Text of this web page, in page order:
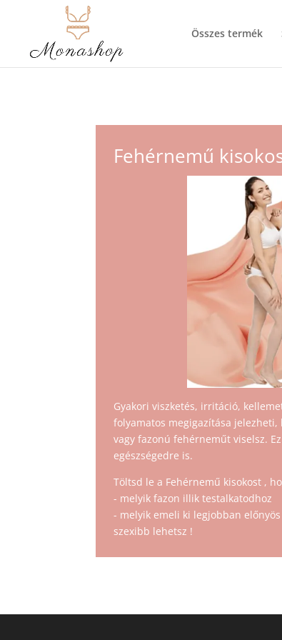
Összes termék
Fehérnemű
Gyakori viszketés, irritáció,
folyamatos megigazítása
vagy fazonú fehérneműt viselsz.
egészségedre is.
Töltsd le a Fehérnemű kisokost ,
- melyik fazon illik testalkatodhoz
- melyik emeli ki legjobban
szexibb lehetsz !